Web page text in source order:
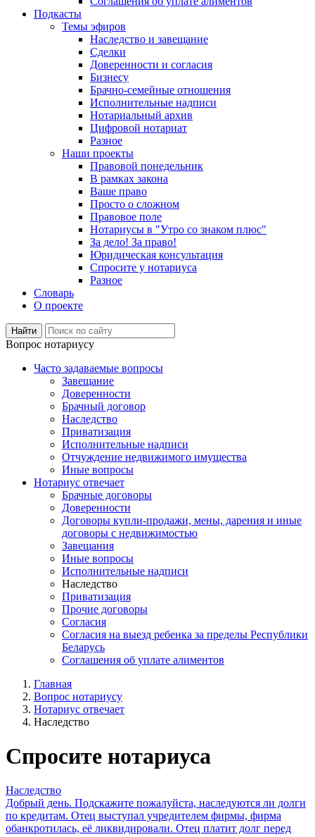
Подкасты
Темы эфиров
Наследство и завещание
Сделки
Доверенности и согласия
Бизнесу
Брачно-семейные отношения
Исполнительные надписи
Нотариальный архив
Цифровой нотариат
Разное
Наши проекты
Правовой понедельник
В рамках закона
Ваше право
Просто о сложном
Правовое поле
Нотариусы в "Утро со знаком плюс"
За дело! За право!
Юридическая консультация
Спросите у нотариуса
Разное
Словарь
О проекте
Вопрос нотариусу
Часто задаваемые вопросы
Завещание
Доверенности
Брачный договор
Наследство
Приватизация
Исполнительные надписи
Отчуждение недвижимого имущества
Иные вопросы
Нотариус отвечает
Брачные договоры
Доверенности
Договоры купли-продажи, мены, дарения и иные
договоры с недвижимостью
Завещания
Иные вопросы
Исполнительные надписи
Наследство
Приватизация
Прочие договоры
Согласия
Согласия на выезд ребенка за пределы Республики
Беларусь
Соглашения об уплате алиментов
Главная
Вопрос нотариусу
Нотариус отвечает
Наследство
Спросите нотариуса
Наследство
Добрый день. Подскажите пожалуйста, наследуются ли долги
по кредитам. Отец выступал учредителем фирмы, фирма
обанкротилась, её ликвидировали. Отец платит долг перед